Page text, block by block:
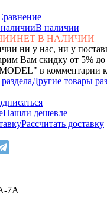
В наличии
НЕТ В НАЛИЧИИ
ни у нас, ни у
Вам скидку от 5%
в комментарии к
Другие товары
Нашли дешевле
Рассчитать доставку
7A